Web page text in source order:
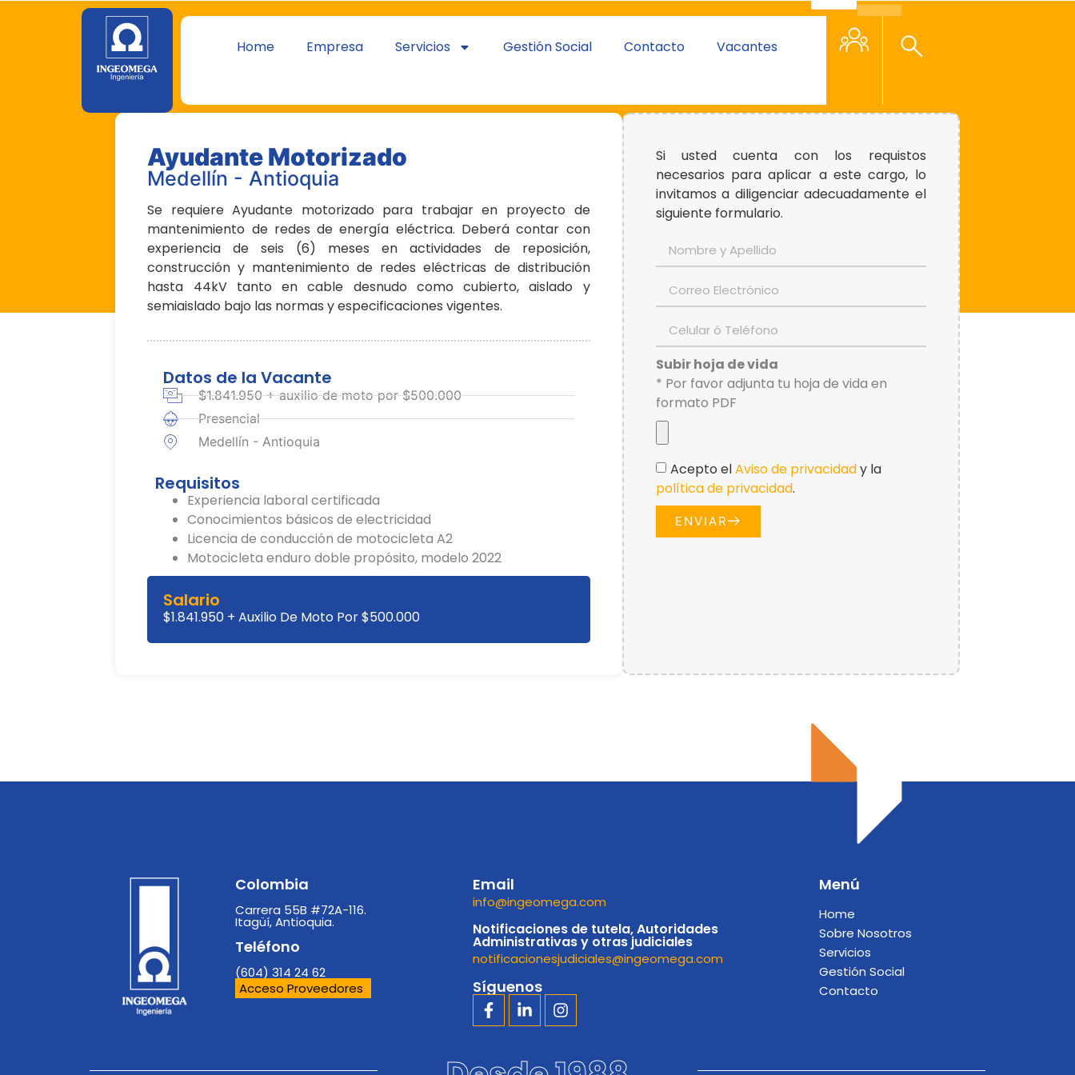
Home Empresa Servicios Gestión Social Contacto Vacantes
Ayudante Motorizado
Medellín - Antioquia
Se requiere Ayudante motorizado para trabajar en proyecto de
mantenimiento de redes de energía eléctrica. Deberá contar con
experiencia de seis (6) meses en actividades de reposición,
construcción y mantenimiento de redes eléctricas de distribución
hasta 44kV tanto en cable desnudo como cubierto, aislado y
semiaislado bajo las normas y especificaciones vigentes.
Datos de la Vacante
$1.841.950 + auxilio de moto por $500.000
Presencial
Medellín - Antioquia
Requisitos
Experiencia laboral certificada
Conocimientos básicos de electricidad
Licencia de conducción de motocicleta A2
Motocicleta enduro doble propósito, modelo 2022
Salario
$1.841.950 + Auxilio De Moto Por $500.000
Si usted cuenta con los requistos
necesarios para aplicar a este cargo, lo
invitamos a diligenciar adecuadamente el
siguiente formulario.
Subir hoja de vida
* Por favor adjunta tu hoja de vida en
formato PDF
Acepto elAviso de privacidady la
política de privacidad.
ENVIAR
Colombia
Carrera 55B #72A-116.
Itagüí, Antioquia.
Teléfono
(604) 314 24 62
Acceso Proveedores
Email
info@ingeomega.com
Notificaciones de tutela, Autoridades
Administrativas y otras judiciales
notificacionesjudiciales@ingeomega.com
Síguenos
Menú
Home
Sobre Nosotros
Servicios
Gestión Social
Contacto